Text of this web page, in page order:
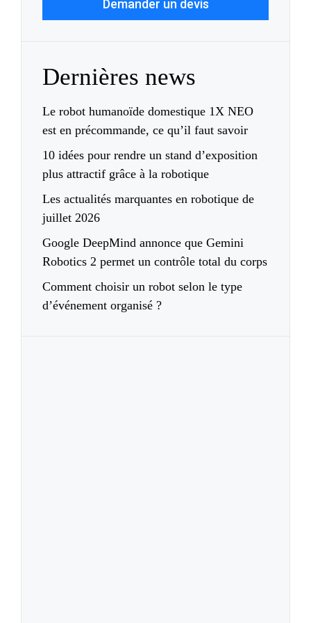
Demander un devis
Dernières news
Le robot humanoïde domestique 1X NEO
est en précommande, ce qu’il faut savoir
10 idées pour rendre un stand d’exposition
plus attractif grâce à la robotique
Les actualités marquantes en robotique de
juillet 2026
Google DeepMind annonce que Gemini
Robotics 2 permet un contrôle total du corps
Comment choisir un robot selon le type
d’événement organisé ?